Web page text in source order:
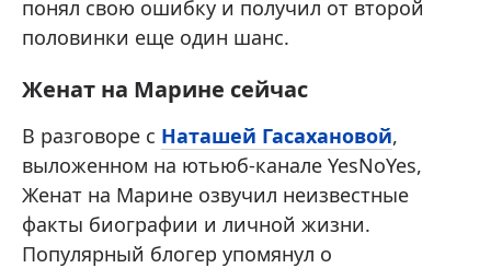
понял свою ошибку и получил от второй
половинки еще один шанс.
Женат на Марине сейчас
В разговоре с Наташей Гасахановой,
выложенном на ютьюб-канале YesNoYes,
Женат на Марине озвучил неизвестные
факты биографии и личной жизни.
Популярный блогер упомянул о